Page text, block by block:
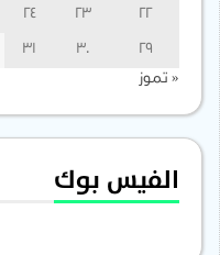
22
23
24
29
30
31
« تموز
الفيس بوك